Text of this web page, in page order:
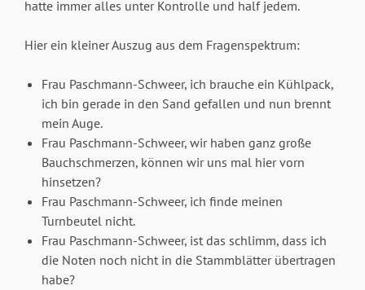
hatte immer alles unter Kontrolle und half jedem.
Hier ein kleiner Auszug aus dem Fragenspektrum:
Frau Paschmann-Schweer, ich brauche ein Kühlpack,
ich bin gerade in den Sand gefallen und nun brennt
mein Auge.
Frau Paschmann-Schweer, wir haben ganz große
Bauchschmerzen, können wir uns mal hier vorn
hinsetzen?
Frau Paschmann-Schweer, ich finde meinen
Turnbeutel nicht.
Frau Paschmann-Schweer, ist das schlimm, dass ich
die Noten noch nicht in die Stammblätter übertragen
habe?